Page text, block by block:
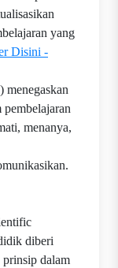
yang
Disini -
menegaskan
menanya,
diberi
prinsip dalam